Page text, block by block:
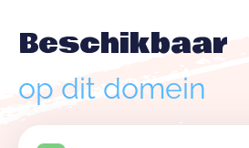
Beschikbaar
op dit domein